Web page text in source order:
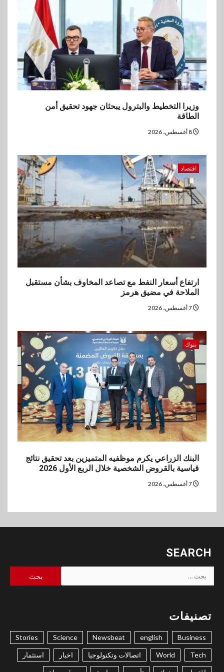
يورو صافي ربح في النصف الأول
2026
وزيرا التخطيط والبترول يبحثان جهود تحقيق أمن
الطاقة
اقتصاد
ارتفاع أسعار النفط مع تصاعد المخاوف بشأن مستقبل
الملاحة في مضيق هرمز
بنوك
البنك الزراعي يكرم موظفيه المتميزين بعد تحقيق نتائج
قياسية بالقروض الشخصية خلال الربع الأول 2026
SEARCH
البحث
عن:
تصنيفات
Business
english
Newsbeat
Science
Stories
Tech
World اتصالات وتكنولوجيا اخبار استثمار